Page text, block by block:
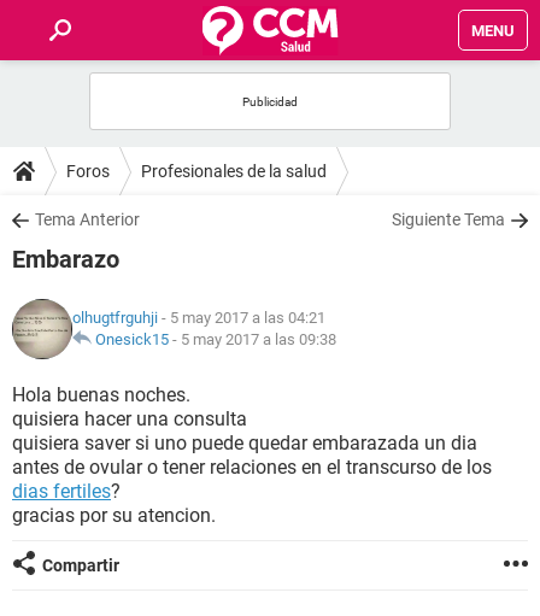
MENU
FOROS
SALUD
NUTRICIÓN
BIENESTAR
SEXUALIDAD
GLOSARIO
Foros Profesionales de la salud
Tema Anterior Siguiente Tema
Embarazo
olhugtfrguhji - 5 may 2017 a las 04:21
Onesick15 - 5 may 2017 a las 09:38
Hola buenas noches.
quisiera hacer una consulta
quisiera saver si uno puede quedar embarazada un dia
antes de ovular o tener relaciones en el transcurso de los
dias fertiles?
gracias por su atencion.
Compartir